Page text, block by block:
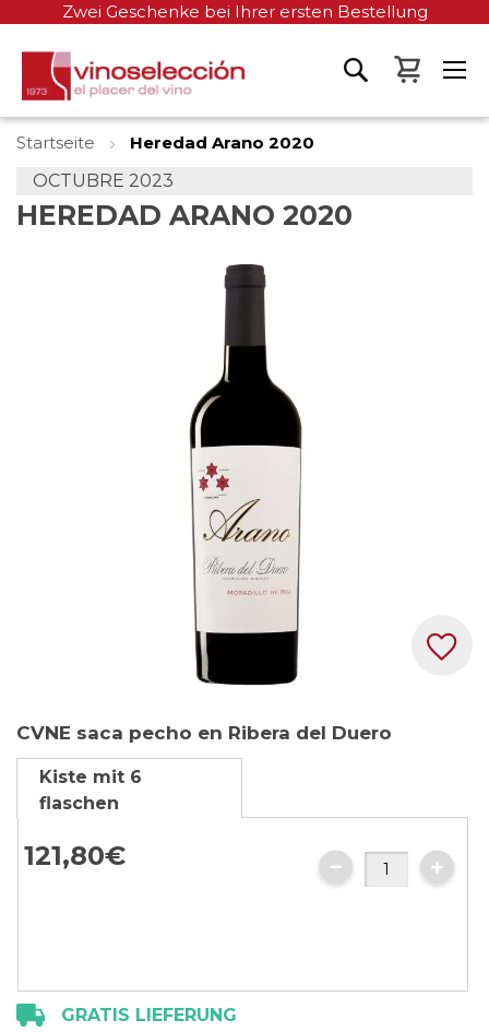
Zwei Geschenke bei Ihrer ersten Bestellung
Mein
Startseite
Heredad Arano 2020
OCTUBRE 2023
HEREDAD ARANO 2020
Anfang
der
Bildgalerie
springen
CVNE saca pecho en Ribera del Duero
Kiste mit 6
flaschen
121,80€
GRATIS LIEFERUNG